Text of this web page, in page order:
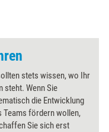
stets wissen, wo Ihr
steht. Wenn Sie
die Entwicklung
Teams fördern wollen,
Sie sich erst